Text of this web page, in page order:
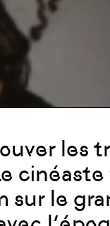
les
sur le